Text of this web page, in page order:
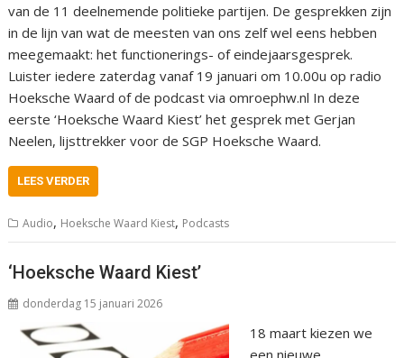
van de 11 deelnemende politieke partijen. De gesprekken zijn
in de lijn van wat de meesten van ons zelf wel eens hebben
meegemaakt: het functionerings- of eindejaarsgesprek.
Luister iedere zaterdag vanaf 19 januari om 10.00u op radio
Hoeksche Waard of de podcast via omroephw.nl In deze
eerste ‘Hoeksche Waard Kiest’ het gesprek met Gerjan
Neelen, lijsttrekker voor de SGP Hoeksche Waard.
LEES VERDER
Audio, Hoeksche Waard Kiest, Podcasts
‘Hoeksche Waard Kiest’
donderdag 15 januari 2026
18 maart kiezen we